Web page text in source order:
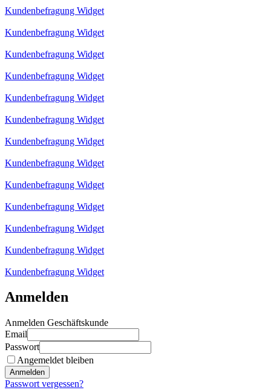
Kundenbefragung Widget
Kundenbefragung Widget
Kundenbefragung Widget
Kundenbefragung Widget
Kundenbefragung Widget
Kundenbefragung Widget
Kundenbefragung Widget
Kundenbefragung Widget
Kundenbefragung Widget
Kundenbefragung Widget
Kundenbefragung Widget
Kundenbefragung Widget
Kundenbefragung Widget
Anmelden
Anmelden Geschäftskunde
Email
Passwort
Angemeldet bleiben
Anmelden
Passwort vergessen?